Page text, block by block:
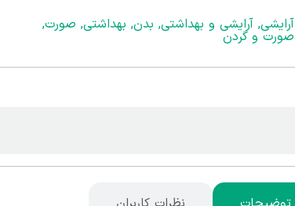
آرایشی,آرایشی و بهداشتی, بدن, بهداشتی, صورت,
صورت و گردن